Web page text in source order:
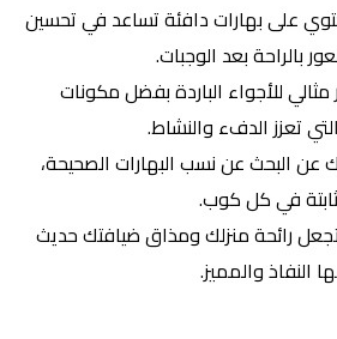
على بهارات دافئة تساعد في تحسين
بالراحة بعد الوجبات.
مثالي للأجواء الباردة بفضل مكونات
تعزز الدفء والنشاط.
عن البحث عن نسب البهارات الصحيحة،
في كل كوب.
رائحة منزلك ومذاق ضيافتك حديث
النفاذ والمميز.